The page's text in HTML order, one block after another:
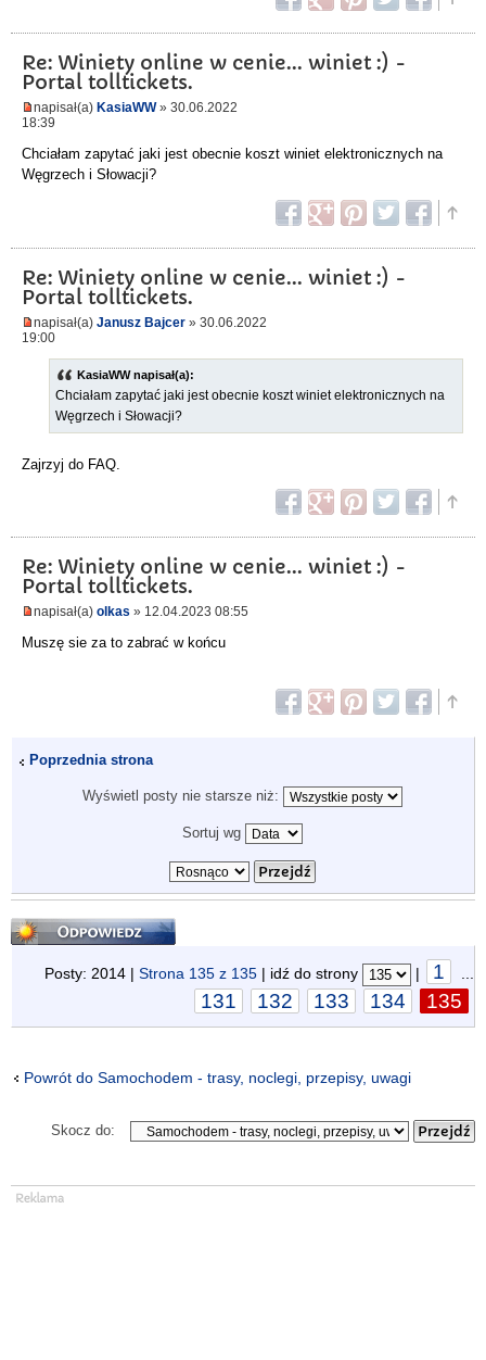
Re: Winiety online w cenie... winiet :) -
Portal tolltickets.
napisał(a) KasiaWW» 30.06.2022
18:39
Chciałam zapytać jaki jest obecnie koszt winiet elektronicznych na
Węgrzech i Słowacji?
Re: Winiety online w cenie... winiet :) -
Portal tolltickets.
napisał(a) Janusz Bajcer » 30.06.2022
19:00
KasiaWW napisał(a):
Chciałam zapytać jaki jest obecnie koszt winiet elektronicznych na
Węgrzech i Słowacji?
Zajrzyj do FAQ.
Re: Winiety online w cenie... winiet :) -
Portal tolltickets.
napisał(a) olkas » 12.04.2023 08:55
Muszę sie za to zabrać w końcu
Poprzednia strona
Wyświetl posty nie starsze niż:
Sortuj wg
Odpowiedz
Posty: 2014 | Strona 135 z 135 | idź do strony | 1 ...
131 132 133 134 135
Powrót do Samochodem - trasy, noclegi, przepisy, uwagi
Skocz do: